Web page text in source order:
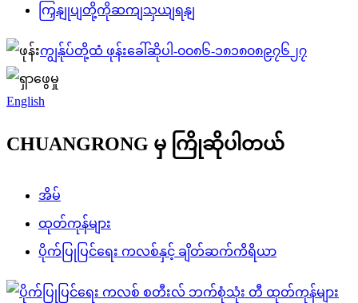
ကြှနျုပျတို့ကိုဆကျသှယျရနျ
ကျွန်ုပ်တို့ထံ ဖုန်းခေါ်ဆိုပါ-၀၀၈၆-၁၈၁၈၀၈၉၇၆၂၇
English
CHUANGRONG မှ ကြိုဆိုပါတယ်
အိမ်
ထုတ်ကုန်များ
ပိုက်ပြုပြင်ရေး ကလစ်နှင့် ချိတ်ဆက်ကိရိယာ